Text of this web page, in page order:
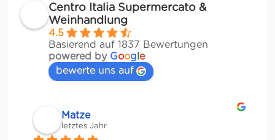
Centro Italia Supermercato &
Weinhandlung
4.5
Basierend auf 1837 Bewertungen
powered by Google
bewerte uns auf
Matze
letztes Jahr